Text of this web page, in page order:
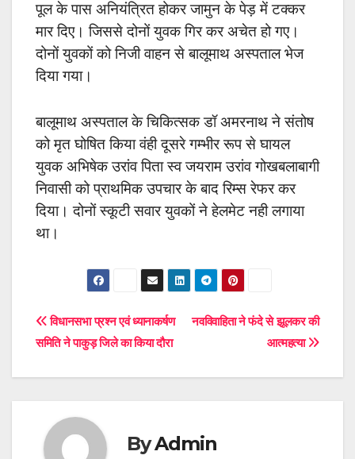
पूल के पास अनियंत्रित होकर जामुन के पेड़ में टक्कर
मार दिए। जिससे दोनों युवक गिर कर अचेत हो गए।
दोनों युवकों को निजी वाहन से बालूमाथ अस्पताल भेज
दिया गया।
बालूमाथ अस्पताल के चिकित्सक डॉ अमरनाथ ने संतोष
को मृत घोषित किया वंही दूसरे गम्भीर रूप से घायल
युवक अभिषेक उरांव पिता स्व जयराम उरांव गोखबलाबागी
निवासी को प्राथमिक उपचार के बाद रिम्स रेफर कर
दिया। दोनों स्कूटी सवार युवकों ने हेलमेट नही लगाया
था।
Post
navigation
नवविवाहिता ने फंदे से झूलकर की
आत्महत्या
विधानसभा प्रश्न एवं ध्यानाकर्षण
समिति ने पाकुड़ जिले का किया दौरा
ByAdmin